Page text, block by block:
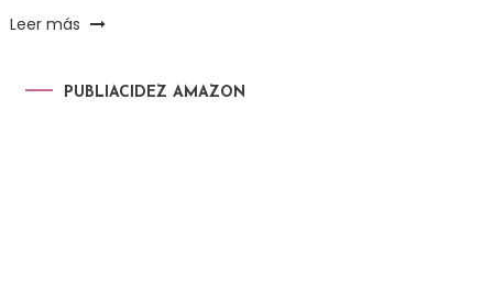
Leer más
PUBLIACIDEZ AMAZON